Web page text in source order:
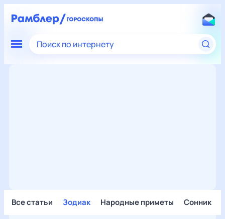
Поиск по интернету
Все статьи Зодиак Народные приметы Сонник